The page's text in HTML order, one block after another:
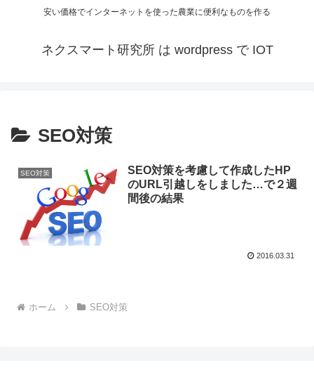
安い価格でインターネットを使った農業に便利なものを作る
ネクスマート研究所 は wordpress で IOT
SEO対策
SEO対策
SEO対策を考慮して作成したHP
のURL引越しをしました…で２週
間後の結果
2016.03.31
ホーム SEO対策